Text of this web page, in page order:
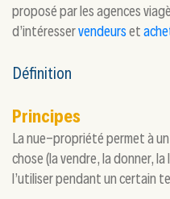
proposé par les agences
d’intéresservendeurset
Définition
Principes
La nue-propriété permet à
chose (la vendre, la donner,
l’utiliser pendant un certain